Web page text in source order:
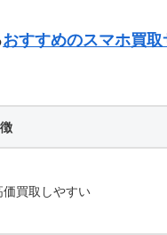
おすすめのスマホ買
価買取しやすい